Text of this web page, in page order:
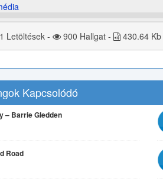
Letöltések - 900 Hallgat - 430.64 Kb
Kapcsolódó
– Barrie Gledden
Road